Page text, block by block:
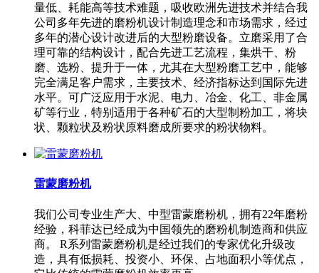
量低、耗能高等技术难题，吸收欧洲先进技术并结合我
公司多年先进的磨粉机设计制造理念和市场需求，经过
多年的潜心设计改进后的大型粉磨设备。立磨采用了合
理可靠的结构设计，配合先进工艺流程，集烘干、粉
磨、选粉、提升于一体，尤其在大型粉磨工艺中，能够
完全满足客户需求，主要技术、经济指标达到国际先进
水平。可广泛应用于水泥、电力、冶金、化工、非金属
矿等行业，特别适用于各种矿石的大型制粉加工，将块
状、颗粒状及粉状原料磨成所要求的粉状物料。
雷蒙磨粉机
我们公司专业生产大、中型雷蒙磨粉机，拥有22年磨粉
经验，科菲达已经成为中国领先的磨粉机制造商和供应
商。 R系列雷蒙磨粉机是经过我们的专家优化升级改
造，具有低损耗、投资小、环保、占地面积小等优点，